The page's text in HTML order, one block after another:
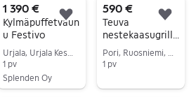
1 390 €
Kylmäpuffetvaun
u Festivo
1 pv
Splenden Oy
Lisää suosikiksi.
590 €
Teuva
nestekaasugrilli
ruostumaton
teräs
1 pv